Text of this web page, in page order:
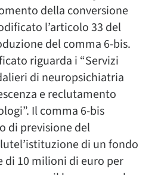
della conversione
l’articolo 33 del
del comma 6-bis.
riguarda i “Servizi
di neuropsichiatria
e reclutamento
Il comma 6-bis
di previsione del
di un fondo
di 10 milioni di euro per